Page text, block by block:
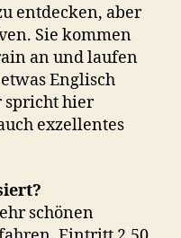
entdecken, aber
Sie kommen
an und laufen
Englisch
spricht hier
exzellentes
schönen